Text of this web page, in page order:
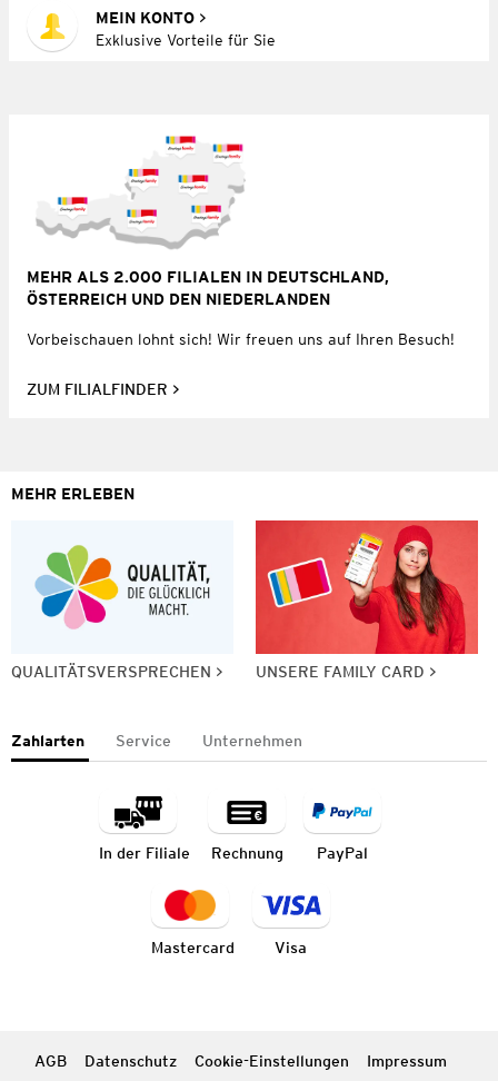
MEIN KONTO
Exklusive Vorteile für Sie
MEHR ALS 2.000 FILIALEN IN DEUTSCHLAND,
ÖSTERREICH UND DEN NIEDERLANDEN
Vorbeischauen lohnt sich! Wir freuen uns auf Ihren Besuch!
ZUM FILIALFINDER
MEHR ERLEBEN
QUALITÄTSVERSPRECHEN UNSERE FAMILY CARD
Zahlarten Service Unternehmen
In der Filiale Rechnung PayPal
Mastercard Visa
AGB Datenschutz Cookie-Einstellungen
Impressum